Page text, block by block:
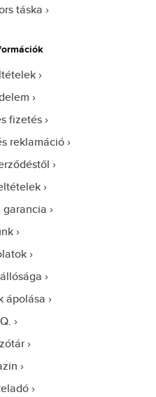
táska
fizetés
reklamáció
garancia
ápolása